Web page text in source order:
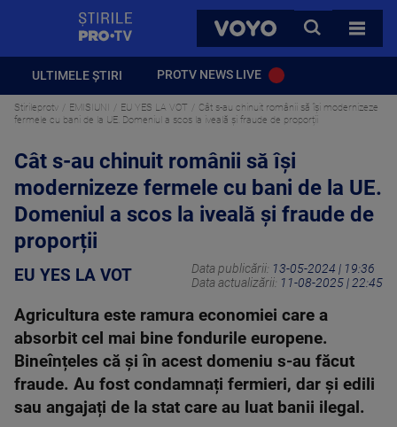
VOYO
CAUTA
TOATE
ULTIMELE ȘTIRI PROTV NEWS LIVE
Stirileprotv EMISIUNI EU YES LA VOT
Cât s-au chinuit românii să își modernizeze
fermele cu bani de la UE. Domeniul a scos la iveală și fraude de proporții
Cât s-au chinuit românii să își
modernizeze fermele cu bani de la UE.
Domeniul a scos la iveală și fraude de
proporții
EU YES LA VOT Data publicării: 13-05-2024 | 19:36
Data actualizării: 11-08-2025 | 22:45
Agricultura este ramura economiei care a
absorbit cel mai bine fondurile europene.
Bineînțeles că și în acest domeniu s-au făcut
fraude. Au fost condamnați fermieri, dar și edili
sau angajați de la stat care au luat banii ilegal.